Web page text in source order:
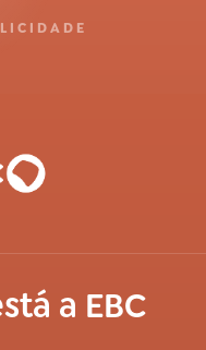
a EBC